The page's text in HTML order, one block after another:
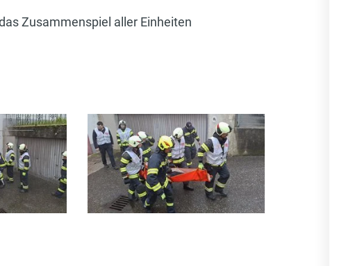
Zusammenspiel aller Einheiten